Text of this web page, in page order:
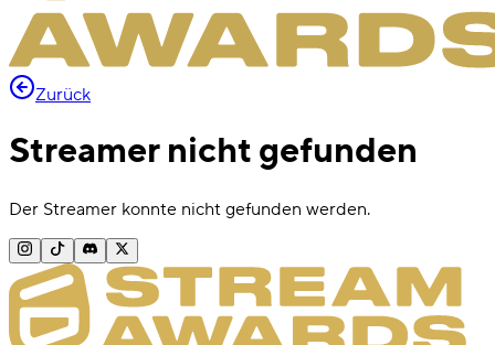
Zurück
Streamer nicht gefunden
Der Streamer konnte nicht gefunden werden.